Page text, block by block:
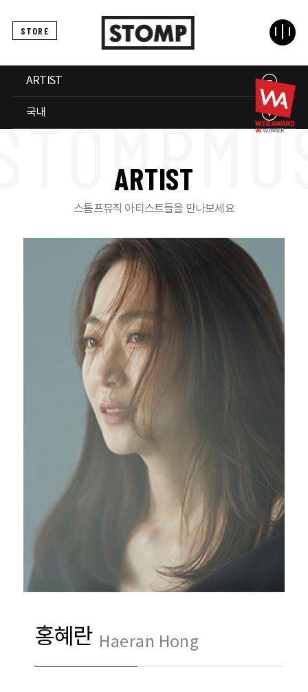
STORE
ARTIST
국내
ARTIST
스톰프뮤직 아티스트들을 만나보세요
홍혜란 Haeran Hong